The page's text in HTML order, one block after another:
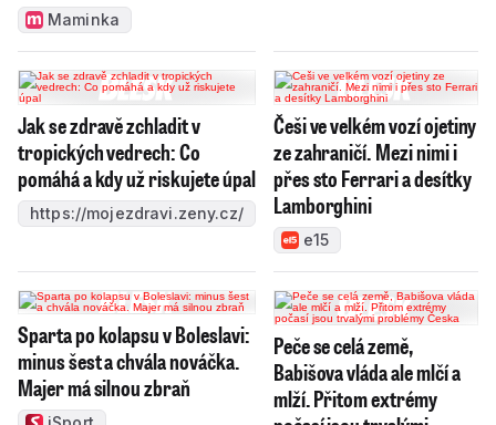
Maminka
Jak se zdravě zchladit v
tropických vedrech: Co
pomáhá a kdy už riskujete úpal
https://mojezdravi.zeny.cz/
Češi ve velkém vozí ojetiny
ze zahraničí. Mezi nimi i
přes sto Ferrari a desítky
Lamborghini
e15
Sparta po kolapsu v Boleslavi:
minus šest a chvála nováčka.
Majer má silnou zbraň
Peče se celá země,
Babišova vláda ale mlčí a
mlží. Přitom extrémy